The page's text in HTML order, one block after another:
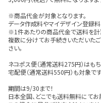
※商品代金が対象となります。
データ作成料やマイデザイン登録料
※1件あたりの商品代金で送料を計
複数に分けてお手続きいただいた
さい。
ネコポス便（通常送料275円）はもち
宅配便（通常送料550円）も対象で
期間は9/30まで！
日本全国、どこでも送料無料にてお